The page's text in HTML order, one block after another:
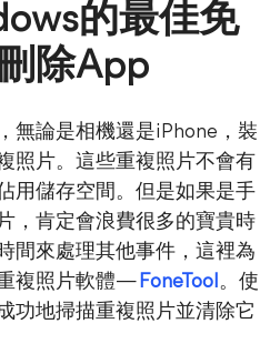
的最佳免
除App
無論是相機還是iPhone，裝
照片。這些重複照片不會有
用儲存空間。但是如果是手
，肯定會浪費很多的寶貴時
間來處理其他事件，這裡為
複照片軟體—FoneTool。使
功地掃描重複照片並清除它